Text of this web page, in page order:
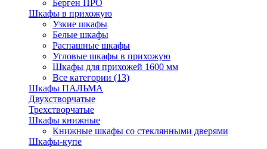
Берген ПРО
Шкафы в прихожую
Узкие шкафы
Белые шкафы
Распашные шкафы
Угловые шкафы в прихожую
Шкафы для прихожей 1600 мм
Все категории (13)
Шкафы ПАЛЬМА
Двухстворчатые
Трехстворчатые
Шкафы книжные
Книжные шкафы со стеклянными дверями
Шкафы-купе